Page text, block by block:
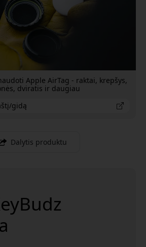
Apple AirTag - raktai, krepšys,
dviratis ir daugiau
gidą
Dalytis produktu